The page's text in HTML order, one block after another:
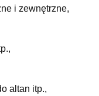
i zewnętrzne,
altan itp.,